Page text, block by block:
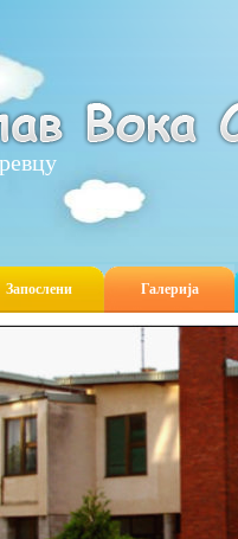
Запослени Галерија